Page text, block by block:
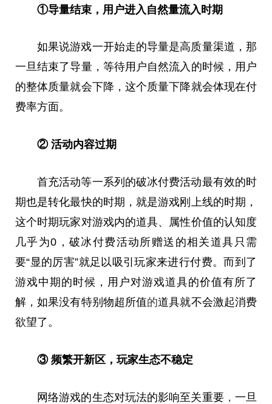
①导量结束，用户进入自然量流入时期
如果说游戏一开始走的导量是高质量渠道，那
一旦结束了导量，等待用户自然流入的时候，用户
的整体质量就会下降，这个质量下降就会体现在付
费率方面。
② 活动内容过期
首充活动等一系列的破冰付费活动最有效的时
期也是转化最快的时期，就是游戏刚上线的时期，
这个时期玩家对游戏内的道具、属性价值的认知度
几乎为0，破冰付费活动所赠送的相关道具只需
要“显的厉害”就足以吸引玩家来进行付费。而到了
游戏中期的时候，用户对游戏道具的价值有所了
解，如果没有特别物超所值的道具就不会激起消费
欲望了。
③ 频繁开新区，玩家生态不稳定
网络游戏的生态对玩法的影响至关重要， 一旦